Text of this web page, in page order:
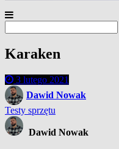
Karaken
3 lutego 2021
Dawid Nowak
Testy sprzętu
Dawid Nowak